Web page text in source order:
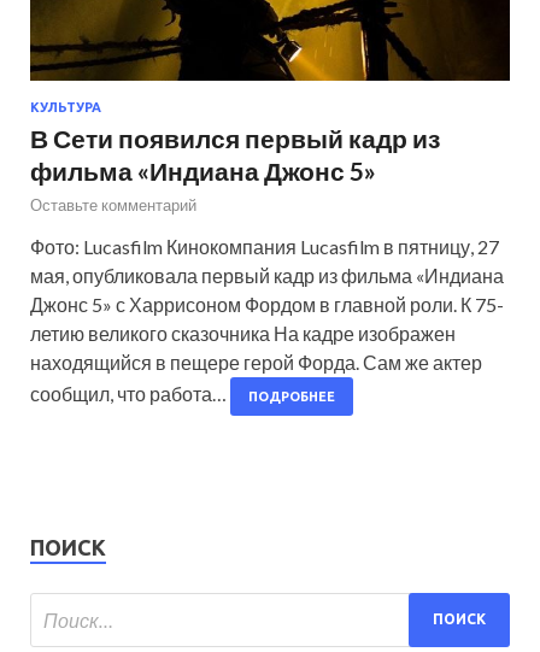
КУЛЬТУРА
В Сети появился первый кадр из
фильма «Индиана Джонс 5»
Оставьте комментарий
Фото: Lucasfilm Кинокомпания Lucasfilm в пятницу, 27
мая, опубликовала первый кадр из фильма «Индиана
Джонс 5» с Харрисоном Фордом в главной роли. К 75-
летию великого сказочника На кадре изображен
находящийся в пещере герой Форда. Сам же актер
сообщил, что работа…
ПОДРОБНЕЕ
ПОИСК